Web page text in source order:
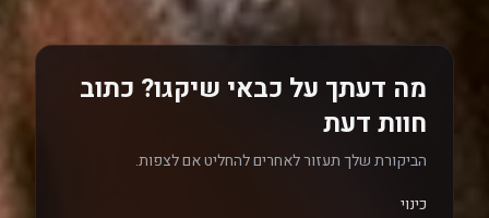
מה דעתך על כבאי שיקגו? כתוב
חוות דעת
הביקורת שלך תעזור לאחרים להחליט אם לצפות.
כינוי